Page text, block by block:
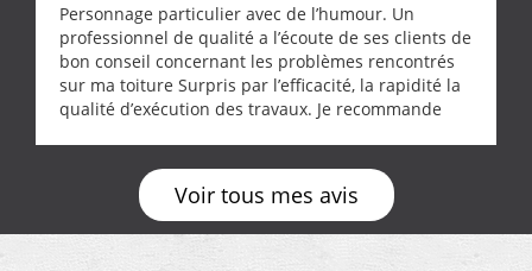
Personnage particulier avec de l’humour. Un
professionnel de qualité a l’écoute de ses clients de
bon conseil concernant les problèmes rencontrés
sur ma toiture Surpris par l’efficacité, la rapidité la
qualité d’exécution des travaux. Je recommande
Voir tous mes avis